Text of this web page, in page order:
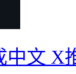
文 X